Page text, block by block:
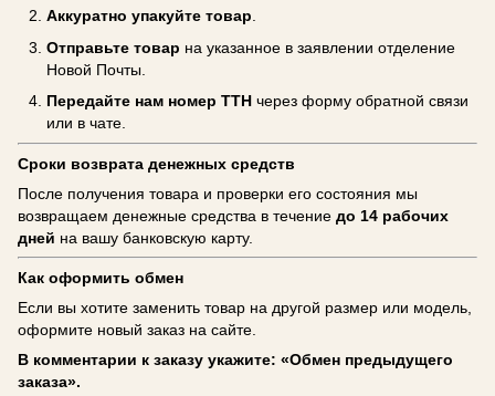
Аккуратно упакуйте товар
Отправьте товар на указанное в заявлении отделение
Новой Почты.
Передайте нам номер ТТН через форму обратной связи
или в чате.
Сроки возврата денежных средств
После получения товара и проверки его состояния мы
возвращаем денежные средства в течение до 14 рабочих
дней на вашу банковскую карту.
Как оформить обмен
Если вы хотите заменить товар на другой размер или модель,
оформите новый заказ на сайте.
В комментарии к заказу укажите: «Обмен предыдущего
заказа».